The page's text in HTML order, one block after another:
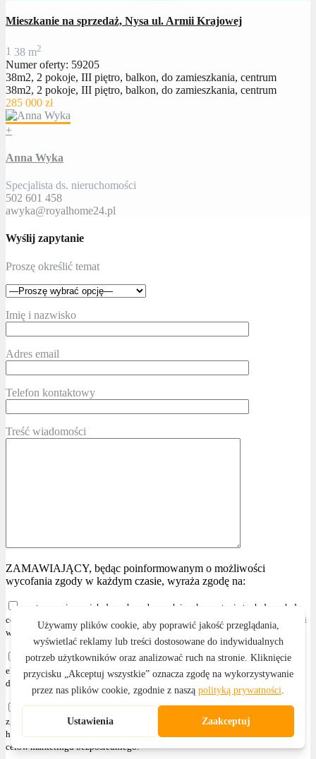
Mieszkanie na sprzedaż, Nysa ul. Armii Krajowej
1 38 m2
Numer oferty: 59205
38m2, 2 pokoje, III piętro, balkon, do zamieszkania, centrum
38m2, 2 pokoje, III piętro, balkon, do zamieszkania, centrum
285 000 zł
+
Anna Wyka
Specjalista ds. nieruchomości
502 601 458
awyka@royalhome24.pl
Wyślij zapytanie
Proszę określić temat
Imię i nazwisko
Adres email
Telefon kontaktowy
Treść wiadomości
ZAMAWIAJĄCY, będąc poinformowanym o możliwości
wycofania zgody w każdym czasie, wyraża zgodę na:
przetwarzanie swoich danych osobowych i wykorzystanie tych danych do
celów marketingowych PRZEDSIĘBIORCY, zgodnie z przepisami wskazanymi
w § 4 ust. 2
otrzymywanie informacji handlowych za pomocą środków komunikacji
elektronicznej, zgodnie z ustawą z dnia 18 lipca 2002r. o świadczeniu usług
drogą elektroniczną (Dz. U. z 2020r. poz. 344 z późniejszymi zmianami )
przetwarzanie swoich danych osobowych i wykorzystanie tych danych,
zgodnie z przepisami wskazanymi w § 4 ust. 2 , w celu przesyłania informacji
handlowych oraz używania telekomunikacyjnych urządzeń końcowych dla
celów marketingu bezpośredniego."